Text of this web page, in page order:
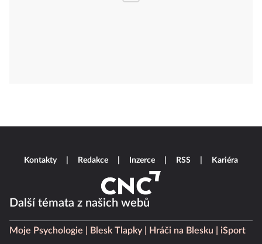
Další témata z našich webů
Moje Psychologie Blesk Tlapky Hráči na Blesku
iSport
Kontakty Redakce Inzerce RSS Kariéra